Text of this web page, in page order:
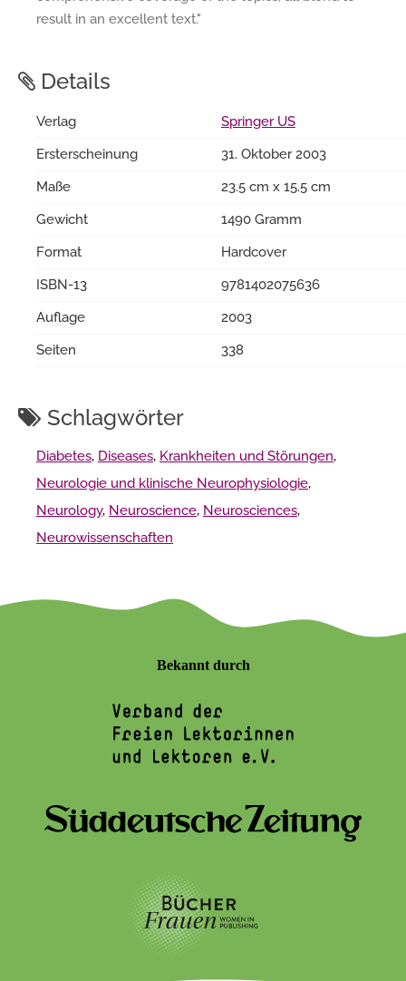
result in an excellent text."
Details
Verlag
Springer US
Ersterscheinung
31. Oktober 2003
Maße
23.5 cm x 15.5 cm
Gewicht
1490 Gramm
Format
Hardcover
ISBN-13
9781402075636
Auflage
2003
Seiten
338
Schlagwörter
Diabetes, Diseases, Krankheiten und Störungen,
Neurologie und klinische Neurophysiologie,
Neurology, Neuroscience, Neurosciences,
Neurowissenschaften
Bekannt durch